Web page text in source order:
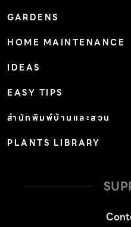
GARDENS
HOME MAINTENANCE
IDEAS
EASY TIPS
สำนักพิมพ์บ้านและสวน
PLANTS LIBRARY